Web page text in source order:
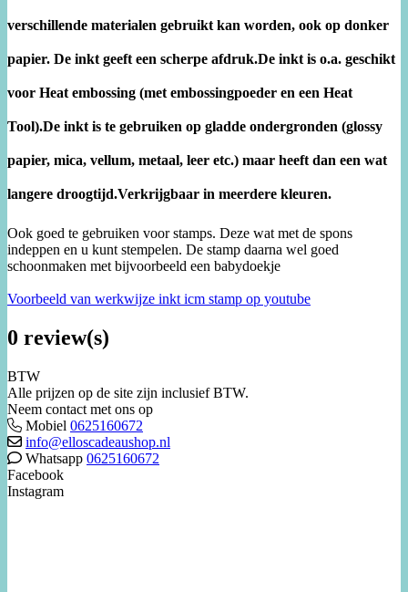
verschillende materialen gebruikt kan worden, ook op donker
papier. De inkt geeft een scherpe afdruk.De inkt is o.a. geschikt
voor Heat embossing (met embossingpoeder en een Heat
Tool).De inkt is te gebruiken op gladde ondergronden (glossy
papier, mica, vellum, metaal, leer etc.) maar heeft dan een wat
langere droogtijd.Verkrijgbaar in meerdere kleuren.
Ook goed te gebruiken voor stamps. Deze wat met de spons
indeppen en u kunt stempelen. De stamp daarna wel goed
schoonmaken met bijvoorbeeld een babydoekje
Voorbeeld van werkwijze inkt icm stamp op youtube
0 review(s)
BTW
Alle prijzen op de site zijn inclusief BTW.
Neem contact met ons op
Mobiel 0625160672
info@elloscadeaushop.nl
Whatsapp 0625160672
Facebook
Instagram